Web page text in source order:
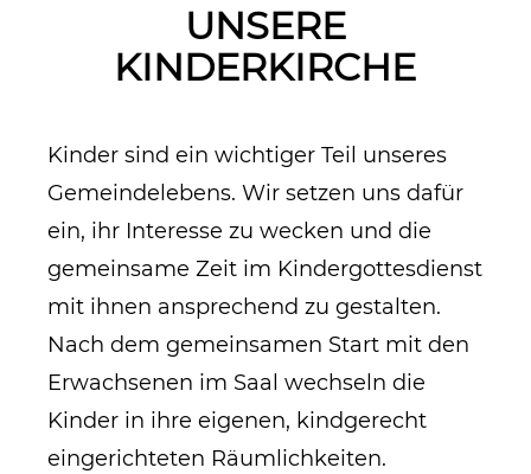
UNSERE
KINDERKIRCHE
Kinder sind ein wichtiger Teil unseres
Gemeindelebens. Wir setzen uns dafür
ein, ihr Interesse zu wecken und die
gemeinsame Zeit im Kindergottesdienst
mit ihnen ansprechend zu gestalten.
Nach dem gemeinsamen Start mit den
Erwachsenen im Saal wechseln die
Kinder in ihre eigenen, kindgerecht
eingerichteten Räumlichkeiten.